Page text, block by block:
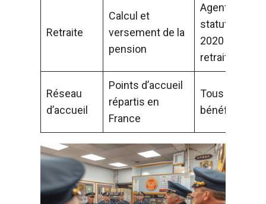
Retraite
Calcul et
versement de la
pension
Agents au
statut avant
2020 et
retraités
Réseau
d’accueil
Points d’accueil
répartis en
France
Tous les
bénéficiaires